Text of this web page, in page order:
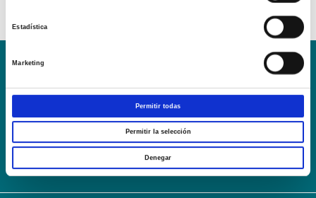
Estadística
Marketing
Permitir todas
Permitir la selección
Denegar
AVISO LEGAL – TÉRMINOS Y CONDICIONES DE SERVICIOS
ONLINE
Política de cookies
Contacto
Webmail User Login